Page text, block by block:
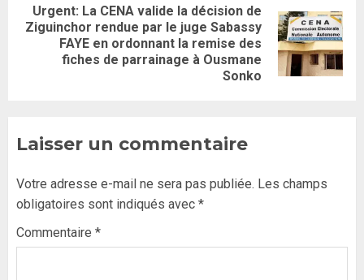
Urgent: La CENA valide la décision de
Ziguinchor rendue par le juge Sabassy
FAYE en ordonnant la remise des
fiches de parrainage à Ousmane
Sonko
Laisser un commentaire
Votre adresse e-mail ne sera pas publiée. Les champs
obligatoires sont indiqués avec *
Commentaire *